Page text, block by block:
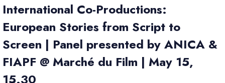
International Co-Productions:
European Stories from Script to
Screen | Panel presented by ANICA &
FIAPF @ Marché du Film | May 15,
15.30